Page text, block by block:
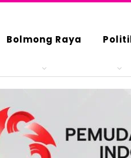
Bolmong Raya